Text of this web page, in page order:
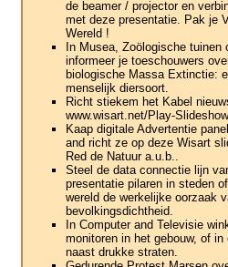
de beamer / projector en
met deze presentatie. Pak je
Wereld !
In Musea, Zoölogische tuinen
informeer je toeschouwers
biologische Massa Extinctie:
menselijk diersoort.
Richt stiekem het Kabel
www.wisart.net/Play-
Kaap digitale Advertentie
and richt ze op deze Wisart
Red de Natuur a.u.b..
Steel de data connectie lijn
presentatie pilaren in steden
wereld de werkelijke oorzaak
bevolkingsdichtheid.
In Computer and Televisie
monitoren in het gebouw, of
naast drukke straten.